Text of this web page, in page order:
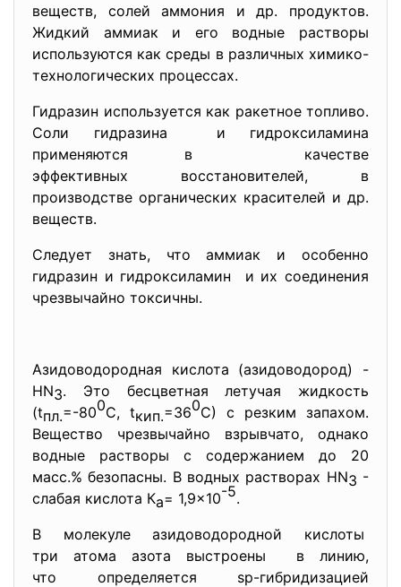
веществ, солей аммония и др. продуктов.
Жидкий аммиак и его водные растворы
используются как среды в различных химико-
технологических процессах.
Гидразин используется как ракетное топливо.
Соли гидразина и гидроксиламина
применяются в качестве
эффективных восстановителей, в
производстве органических красителей и др.
веществ.
Следует знать, что аммиак и особенно
гидразин и гидроксиламин и их соединения
чрезвычайно токсичны.
Азидоводородная кислота (азидоводород) -
HN3. Это бесцветная летучая жидкость
(tпл.=-800С, tкип.=360С) с резким запахом.
Вещество чрезвычайно взрывчато, однако
водные растворы с содержанием до 20
масс.% безопасны. В водных растворах HN3 -
слабая кислота Кa= 1,9×10-5.
В молекуле азидоводородной кислоты
три атома азота выстроены в линию,
что определяется sp-гибридизацией